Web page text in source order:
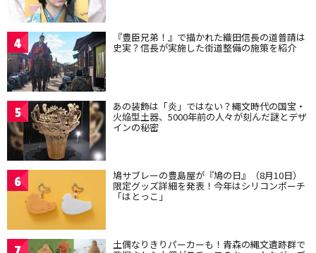
4 『豊臣兄弟！』で描かれた織田信長の道普請は
史実？信長が実施した街道整備の施策を紹介
5 あの装飾は「炎」ではない？縄文時代の国宝・
火焔型土器、5000年前の人々が刻んだ謎とデザ
インの秘密
6 鳩サブレーの豊島屋が『鳩の日』（8月10日）
限定グッズ詳細を発表！今年はシリコンポーチ
「はとっこ」
土偶なりきりパーカーも！青森の縄文遺跡群で